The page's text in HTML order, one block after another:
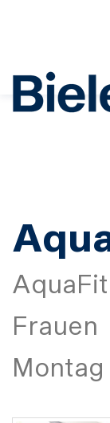
Frauen
Montag